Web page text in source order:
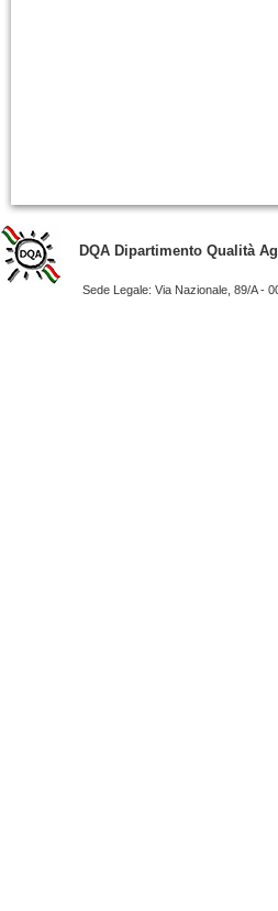
DQA Dipartimento Qualità
Sede Legale: Via Nazionale, 89/A -